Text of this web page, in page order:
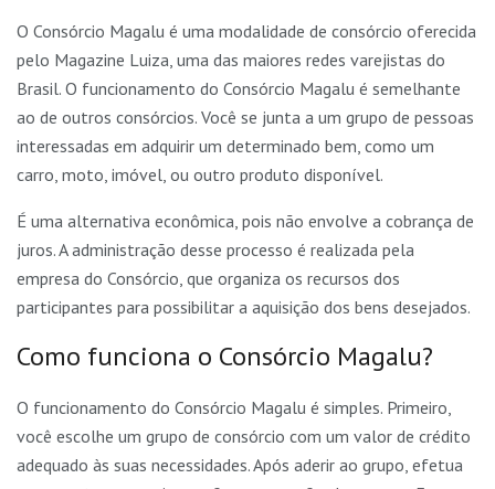
O Consórcio Magalu é uma modalidade de consórcio oferecida
pelo Magazine Luiza, uma das maiores redes varejistas do
Brasil. O funcionamento do Consórcio Magalu é semelhante
ao de outros consórcios. Você se junta a um grupo de pessoas
interessadas em adquirir um determinado bem, como um
carro, moto, imóvel, ou outro produto disponível.
É uma alternativa econômica, pois não envolve a cobrança de
juros. A administração desse processo é realizada pela
empresa do Consórcio, que organiza os recursos dos
participantes para possibilitar a aquisição dos bens desejados.
Como funciona o Consórcio Magalu?
O funcionamento do Consórcio Magalu é simples. Primeiro,
você escolhe um grupo de consórcio com um valor de crédito
adequado às suas necessidades. Após aderir ao grupo, efetua